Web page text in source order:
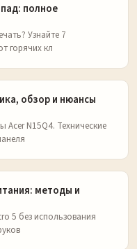
полное
Узнайте 7
горячих кл
обзор и нюансы
N15Q4. Технические
методы и
5 без использования